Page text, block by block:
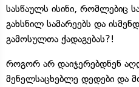
სასწაულს ისინი, რომლებიც
გახსნილ სამარეებს და
გამოსულთა ქადაგებას?!
როგორ არ დაიჯერებდნენ
მენელსაცხებლე დედები და